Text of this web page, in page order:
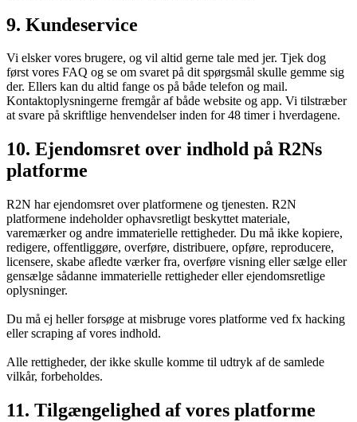
9. Kundeservice
Vi elsker vores brugere, og vil altid gerne tale med jer. Tjek dog
først vores FAQ og se om svaret på dit spørgsmål skulle gemme sig
der. Ellers kan du altid fange os på både telefon og mail.
Kontaktoplysningerne fremgår af både website og app. Vi tilstræber
at svare på skriftlige henvendelser inden for 48 timer i hverdagene.
10. Ejendomsret over indhold på R2Ns
platforme
R2N har ejendomsret over platformene og tjenesten. R2N
platformene indeholder ophavsretligt beskyttet materiale,
varemærker og andre immaterielle rettigheder. Du må ikke kopiere,
redigere, offentliggøre, overføre, distribuere, opføre, reproducere,
licensere, skabe afledte værker fra, overføre visning eller sælge eller
gensælge sådanne immaterielle rettigheder eller ejendomsretlige
oplysninger.
Du må ej heller forsøge at misbruge vores platforme ved fx hacking
eller scraping af vores indhold.
Alle rettigheder, der ikke skulle komme til udtryk af de samlede
vilkår, forbeholdes.
11. Tilgængelighed af vores platforme